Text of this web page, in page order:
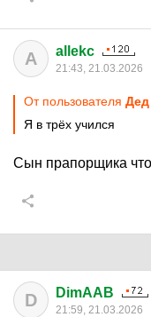
A allekc
21:43, 21.03.2026
От пользователя Дед
Я в трёх учился
Сын прапорщика
D DimAAB
21:59, 21.03.2026